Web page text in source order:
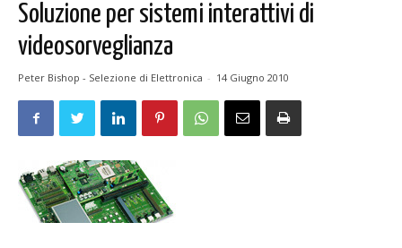
Soluzione per sistemi interattivi di
videosorveglianza
Peter Bishop - Selezione di Elettronica - 14 Giugno 2010